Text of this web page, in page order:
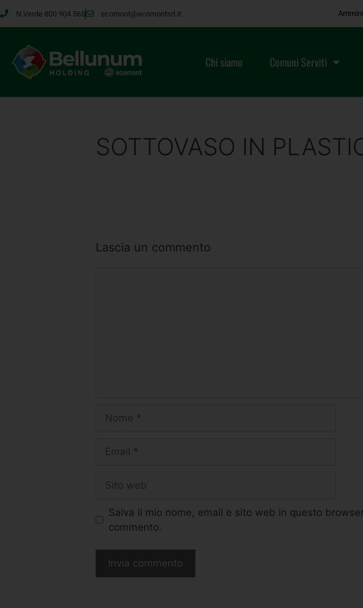
N.Verde 800 904 565 ecomont@ecomontsrl.it
Chi siamo Comuni Serviti
SOTTOVASO IN
Lascia un commento
Salva il mio nome, email e sito web in questo
commento.